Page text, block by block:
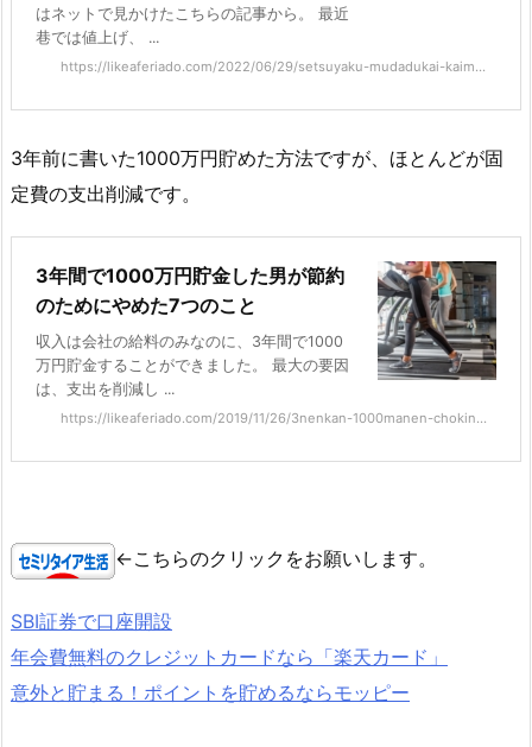
はネットで見かけたこちらの記事から。 最近
巷では値上げ、 ...
https://likeaferiado.com/2022/06/29/setsuyaku-mudadukai-kaim...
3年前に書いた1000万円貯めた方法ですが、ほとんどが固
定費の支出削減です。
3年間で1000万円貯金した男が節約
のためにやめた7つのこと
収入は会社の給料のみなのに、3年間で1000
万円貯金することができました。 最大の要因
は、支出を削減し ...
https://likeaferiado.com/2019/11/26/3nenkan-1000manen-chokin...
←こちらのクリックをお願いします。
SBI証券で口座開設
年会費無料のクレジットカードなら「楽天カード」
意外と貯まる！ポイントを貯めるならモッピー